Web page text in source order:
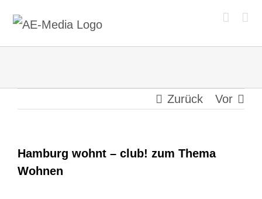
Inhalt
springen
Zurück Vor
Hamburg wohnt – club! zum Thema
Wohnen